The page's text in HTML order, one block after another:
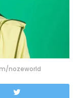
nozeworld